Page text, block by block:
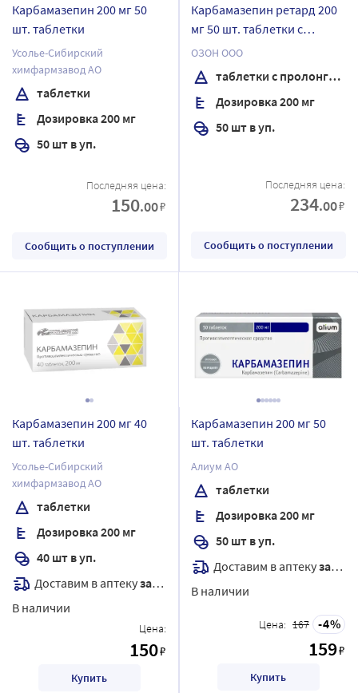
Карбамазепин 200 мг 50
шт. таблетки
Усолье-Сибирский
химфармзавод АО
таблетки
Дозировка 200 мг
50 шт в уп.
Последняя цена:
150.00₽
Сообщить о поступлении
Карбамазепин ретард 200
мг 50 шт. таблетки с
пролонгированным
высвобождением
ОЗОН ООО
таблетки с пролонгированным высвобождением
Дозировка 200 мг
50 шт в уп.
Последняя цена:
234.00₽
Сообщить о поступлении
Карбамазепин 200 мг 40
шт. таблетки
Усолье-Сибирский
химфармзавод АО
таблетки
Дозировка 200 мг
40 шт в уп.
Доставим в аптекузавтра
В наличии
Цена:
150₽
Купить
Карбамазепин 200 мг 50
шт. таблетки
Алиум АО
таблетки
Дозировка 200 мг
50 шт в уп.
Доставим в аптекузавтра
В наличии
Цена: 167 4
159₽
Купить